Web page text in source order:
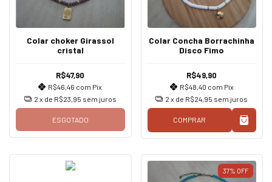
Colar choker Girassol
cristal
R$47,90
R$46,46 com Pix
2 x de R$23,95 sem juros
ESGOTADO
Colar Concha Borrachinha
Disco Fimo
R$49,90
R$48,40 com Pix
2 x de R$24,95 sem juros
COMPRAR
37% OFF